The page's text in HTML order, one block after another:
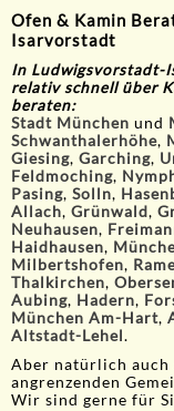
Ofen & Kamin
Isarvorstadt
In Ludwigsvorstadt-
relativ schnell über
beraten:
Stadt München und
Schwanthalerhöhe,
Giesing, Garching,
Feldmoching,
Pasing, Solln,
Allach, Grünwald,
Neuhausen,
Haidhausen,
Milbertshofen,
Thalkirchen,
Aubing, Hadern,
München Am-Hart,
Altstadt-Lehel.
Aber natürlich auch
angrenzenden
Wir sind gerne für